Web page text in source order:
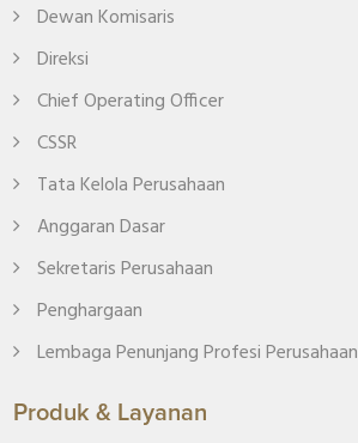
Dewan Komisaris
Direksi
Chief Operating Officer
CSSR
Tata Kelola Perusahaan
Anggaran Dasar
Sekretaris Perusahaan
Penghargaan
Lembaga Penunjang Profesi Perusahaan
Produk & Layanan